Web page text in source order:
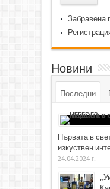
Забравена
Новини
Последни
Първата в
изкуствен
24.04.2024 г.